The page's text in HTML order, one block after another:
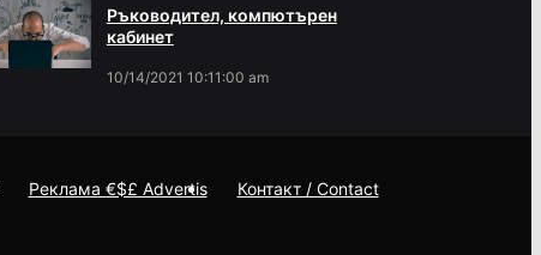
Ръководител, компютърен
кабинет
10/14/2021 10:11:00 am
Реклама €$£ Advertis Контакт / Contact